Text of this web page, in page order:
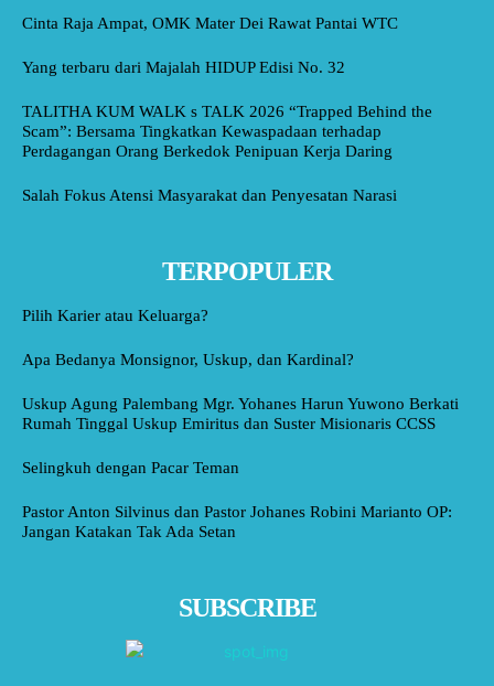
Cinta Raja Ampat, OMK Mater Dei Rawat Pantai WTC
Yang terbaru dari Majalah HIDUP Edisi No. 32
TALITHA KUM WALK s TALK 2026 “Trapped Behind the
Scam”: Bersama Tingkatkan Kewaspadaan terhadap
Perdagangan Orang Berkedok Penipuan Kerja Daring
Salah Fokus Atensi Masyarakat dan Penyesatan Narasi
TERPOPULER
Pilih Karier atau Keluarga?
Apa Bedanya Monsignor, Uskup, dan Kardinal?
Uskup Agung Palembang Mgr. Yohanes Harun Yuwono Berkati
Rumah Tinggal Uskup Emiritus dan Suster Misionaris CCSS
Selingkuh dengan Pacar Teman
Pastor Anton Silvinus dan Pastor Johanes Robini Marianto OP:
Jangan Katakan Tak Ada Setan
SUBSCRIBE